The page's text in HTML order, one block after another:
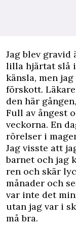
Jag blev gravid
lilla hjärtat slå
känsla, men
förskott.
den här
Full av ångest
veckorna. En
rörelser i
Jag visste att
barnet och jag
ren och skär
månader och
var inte det
utan jag var i
må bra.